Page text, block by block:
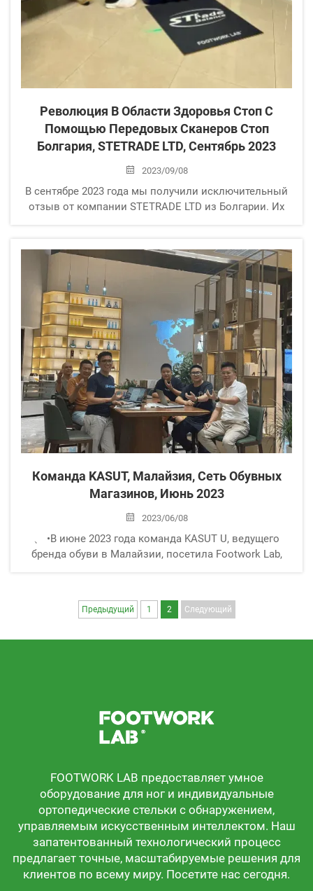
Революция В Области Здоровья Стоп С
Помощью Передовых Сканеров Стоп
Болгария, STETRADE LTD, Сентябрь 2023
2023/09/08
В сентябре 2023 года мы получили исключительный
отзыв от компании STETRADE LTD из Болгарии. Их
произвели революцию в оценке здоровья стоп,
обеспечивая точность...
Команда KASUT, Малайзия, Сеть Обувных
Магазинов, Июнь 2023
2023/06/08
、 •В июне 2023 года команда KASUT U, ведущего
бренда обуви в Малайзии, посетила Footwork Lab,
сканирования стоп от Footwork Lab и...
Предыдущий 1 2 Следующий
FOOTWORK LAB предоставляет умное
оборудование для ног и индивидуальные
ортопедические стельки с обнаружением,
управляемым искусственным интеллектом. Наш
запатентованный технологический процесс
предлагает точные, масштабируемые решения для
клиентов по всему миру. Посетите нас сегодня.